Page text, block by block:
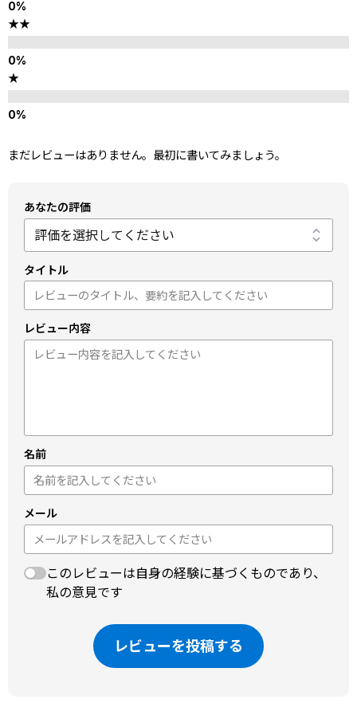
★★
★
まだレビューはありません。最初に書いてみましょう。
あなたの評価
タイトル
レビュー内容
名前
メール
このレビューは自身の経験に基づくものであり、
私の意見です
レビューを投稿する